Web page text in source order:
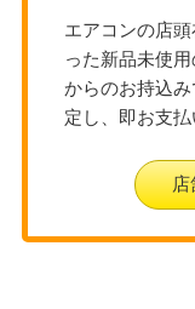
エアコンの店
った新品未使
からのお持込
定し、即お支払
店